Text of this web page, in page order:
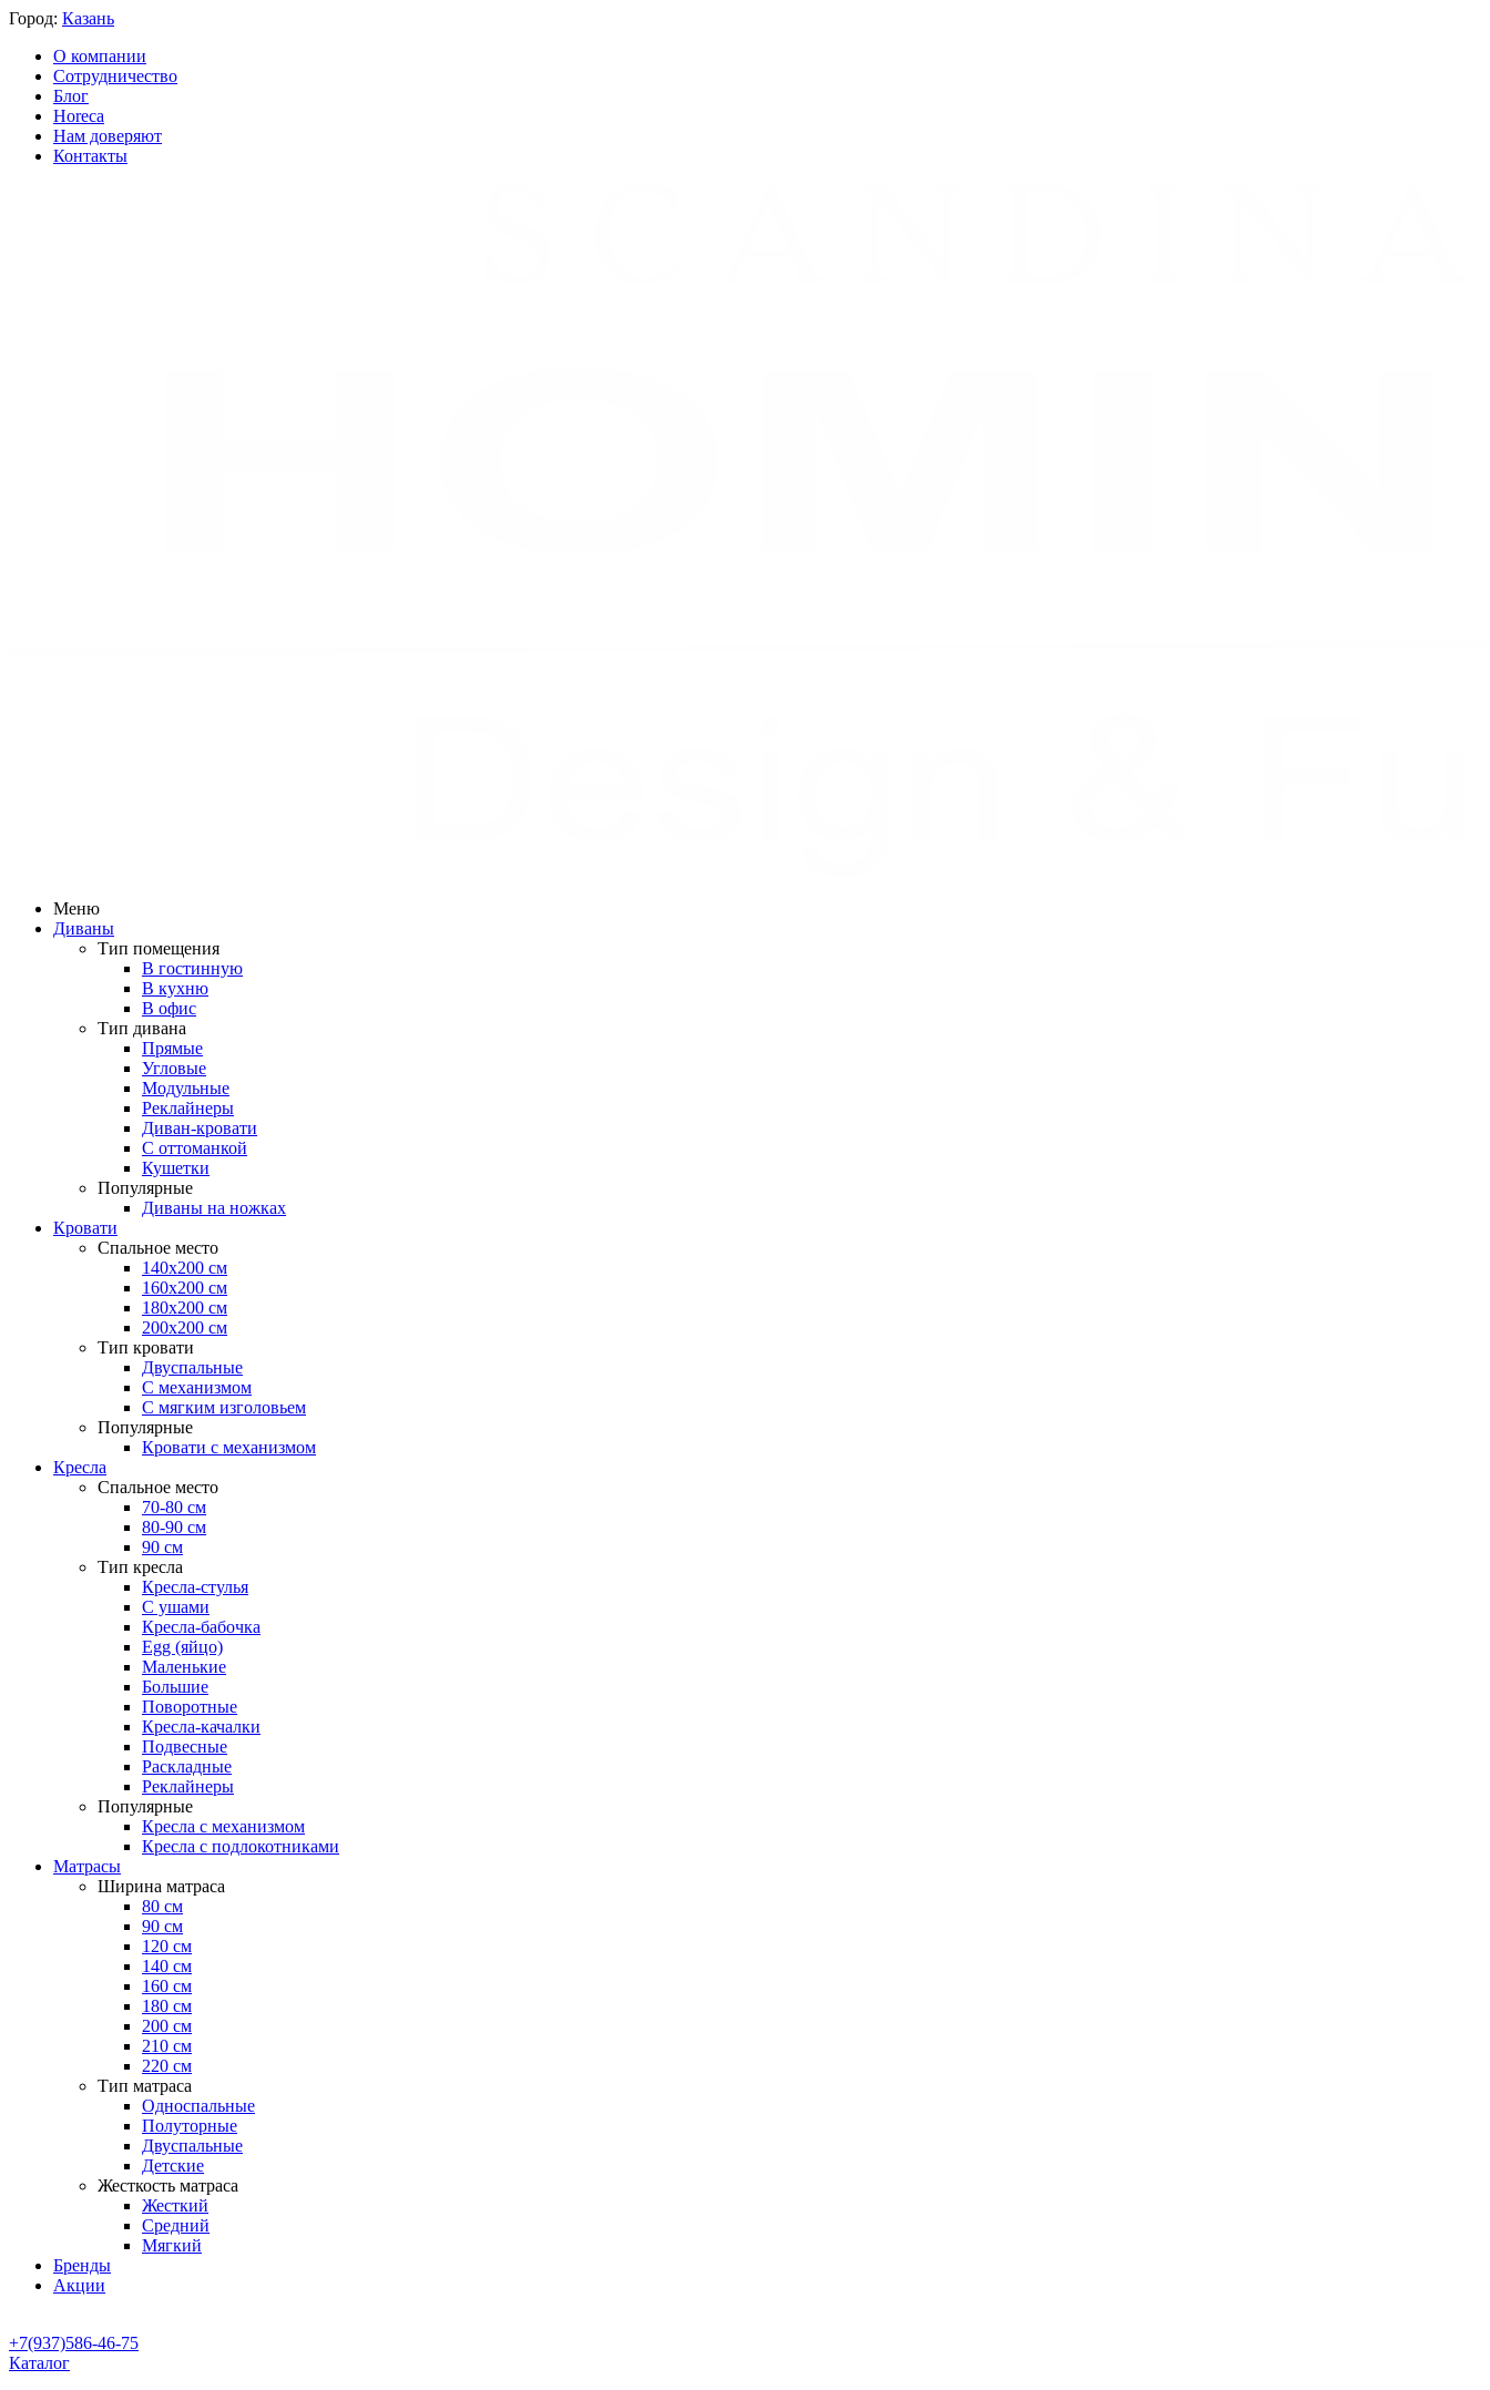
Город: Казань
О компании
Сотрудничество
Блог
Horeca
Нам доверяют
Контакты
Меню
Диваны
Тип помещения
В гостинную
В кухню
В офис
Тип дивана
Прямые
Угловые
Модульные
Реклайнеры
Диван-кровати
С оттоманкой
Кушетки
Популярные
Диваны на ножках
Кровати
Спальное место
140х200 см
160х200 см
180х200 см
200х200 см
Тип кровати
Двуспальные
С механизмом
С мягким изголовьем
Популярные
Кровати с механизмом
Кресла
Спальное место
70-80 см
80-90 см
90 см
Тип кресла
Кресла-стулья
С ушами
Кресла-бабочка
Egg (яйцо)
Маленькие
Большие
Поворотные
Кресла-качалки
Подвесные
Раскладные
Реклайнеры
Популярные
Кресла с механизмом
Кресла с подлокотниками
Матрасы
Ширина матраса
80 см
90 см
120 см
140 см
160 см
180 см
200 см
210 см
220 см
Тип матраса
Односпальные
Полуторные
Двуспальные
Детские
Жесткость матраса
Жесткий
Средний
Мягкий
Бренды
Акции
+7(937)586-46-75
Каталог